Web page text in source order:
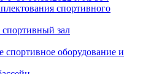
спортивного
зал
спортивное оборудование и